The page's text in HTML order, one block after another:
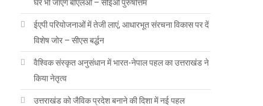
घर भी जाएंगे बीएलओ – सीईओ पुरुषोत्तम
ईएपी परियोजनाओं में तेजी लाएं, आधारभूत संरचना विकास पर दें
विशेष जोर – सीएस बर्द्धन
वैश्विक संस्कृत अनुसंधान में भारत-नेपाल पहल का उत्तराखंड ने
किया नेतृत्व
उत्तराखंड को जैविक प्रदेश बनाने की दिशा में नई पहल